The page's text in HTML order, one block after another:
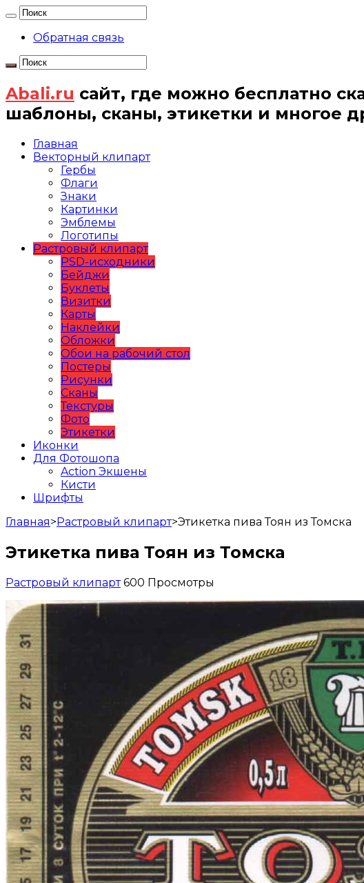
Обратная связь
Abali.ru сайт, где можно бесплатно
шаблоны, сканы, этикетки и многое
Главная
Векторный клипарт
Гербы
Флаги
Знаки
Картинки
Эмблемы
Логотипы
Растровый клипарт
PSD-исходники
Бейджи
Буклеты
Визитки
Карты
Наклейки
Обложки
Обои на рабочий стол
Постеры
Рисунки
Сканы
Текстуры
Фото
Этикетки
Иконки
Для Фотошопа
Action Экшены
Кисти
Шрифты
Главная>Растровый клипарт>Этикетка пива Тоян из Томска
Этикетка пива Тоян из Томска
Растровый клипарт 600 Просмотры